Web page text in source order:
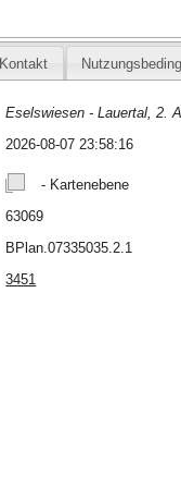
Kontakt
Eselswiesen - Lauertal, 2.
2026-08-07 23:58:16
- Kartenebene
63069
BPlan.07335035.2.1
3451